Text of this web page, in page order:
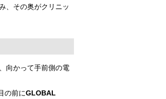
、その奥がクリニッ
向かって手前側の電
の前にGLOBAL